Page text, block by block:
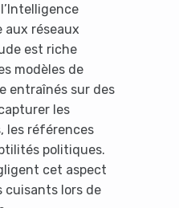
aux réseaux
est riche
modèles de
entraînés sur des
les
les références
politiques.
cet aspect
cuisants lors de